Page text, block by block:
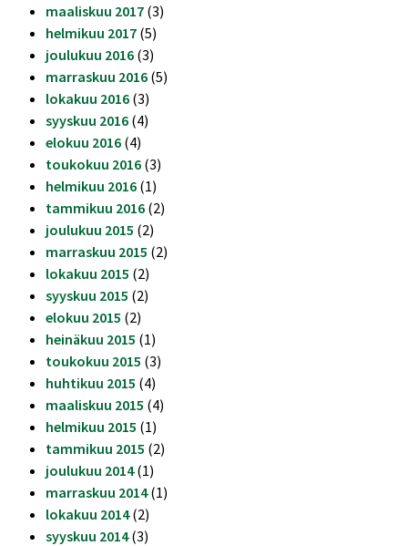
maaliskuu 2017 (3)
helmikuu 2017 (5)
joulukuu 2016 (3)
marraskuu 2016 (5)
lokakuu 2016 (3)
syyskuu 2016 (4)
elokuu 2016 (4)
toukokuu 2016 (3)
helmikuu 2016 (1)
tammikuu 2016 (2)
joulukuu 2015 (2)
marraskuu 2015 (2)
lokakuu 2015 (2)
syyskuu 2015 (2)
elokuu 2015 (2)
heinäkuu 2015 (1)
toukokuu 2015 (3)
huhtikuu 2015 (4)
maaliskuu 2015 (4)
helmikuu 2015 (1)
tammikuu 2015 (2)
joulukuu 2014(1)
marraskuu 2014(1)
lokakuu 2014(2)
syyskuu 2014(3)